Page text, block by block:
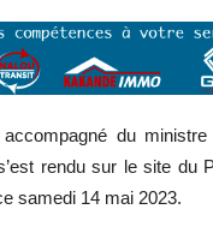
du ministre
rendu sur le site du
samedi 14 mai 2023.